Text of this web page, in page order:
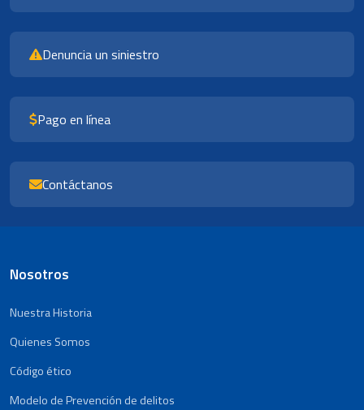
Denuncia un siniestro
Pago en línea
Contáctanos
Nosotros
Nuestra Historia
Quienes Somos
Código ético
Modelo de Prevención de delitos